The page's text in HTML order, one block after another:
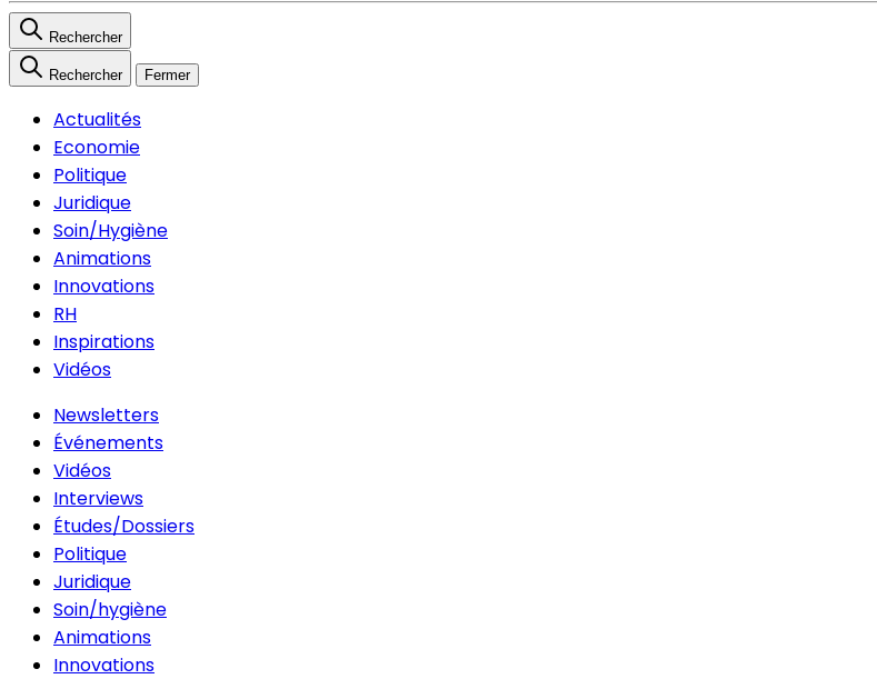
Rechercher
Rechercher Fermer
Actualités
Economie
Politique
Juridique
Soin/Hygiène
Animations
Innovations
RH
Inspirations
Vidéos
Newsletters
Événements
Vidéos
Interviews
Études/Dossiers
Politique
Juridique
Soin/hygiène
Animations
Innovations